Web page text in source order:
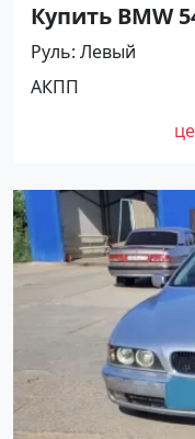
Купить BMW
л.с.) Бензин
Белый Седан
360000
на сайте
Руль Левый
АКПП